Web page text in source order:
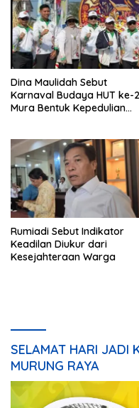
Dina Maulidah Sebut
Karnaval Budaya HUT ke-
Mura Bentuk Kepedulian
Rumiadi Sebut Indikator
Keadilan Diukur dari
Kesejahteraan Warga
SELAMAT HARI JADI
MURUNG RAYA